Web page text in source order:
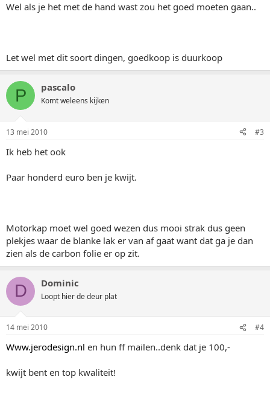
Wel als je het met de hand wast zou het goed moeten gaan..
Let wel met dit soort dingen, goedkoop is duurkoop
P pascalo
Komt weleens kijken
13 mei 2010 #3
Ik heb het ook
Paar honderd euro ben je kwijt.
Motorkap moet wel goed wezen dus mooi strak dus geen
plekjes waar de blanke lak er van af gaat want dat ga je dan
zien als de carbon folie er op zit.
D Dominic
Loopt hier de deur plat
14 mei 2010 #4
Www.jerodesign.nl en hun ff mailen..denk dat je 100,-
kwijt bent en top kwaliteit!